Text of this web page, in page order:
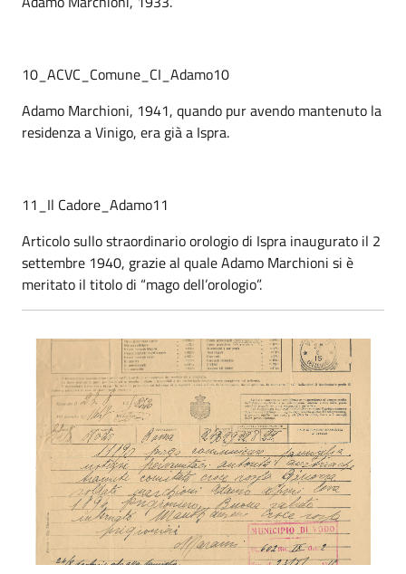
10_ACVC_Comune_CI_Adamo10
Adamo Marchioni, 1941, quando pur avendo mantenuto la
residenza a Vinigo, era già a Ispra.
11_Il Cadore_Adamo11
Articolo sullo straordinario orologio di Ispra inaugurato il 2
settembre 1940, grazie al quale Adamo Marchioni si è
meritato il titolo di “mago dell’orologio”.
Adamo Marchioni - prigionia